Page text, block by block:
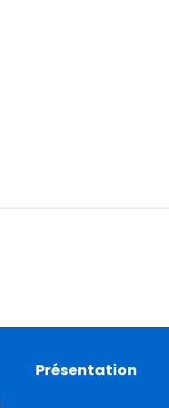
Présentation